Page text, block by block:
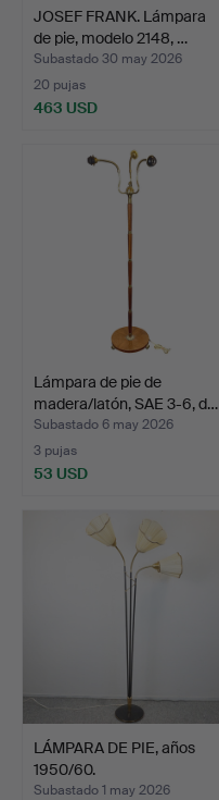
JOSEF FRANK. Lámpara
de pie, modelo 2148, …
Subastado 30 may 2026
20 pujas
463 USD
Lámpara de pie de
madera/latón, SAE 3-6, d…
Subastado 6 may 2026
3 pujas
53 USD
LÁMPARA DE PIE, años
1950/60.
Subastado 1 may 2026